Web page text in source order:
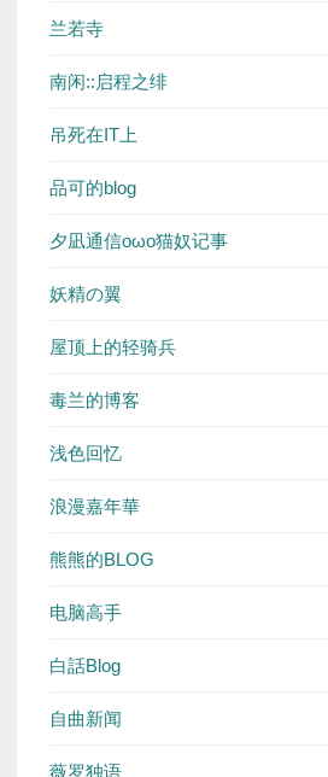
兰若寺
南闲::启程之绯
吊死在IT上
品可的blog
夕凪通信oωo猫奴记事
妖精の翼
屋顶上的轻骑兵
毒兰的博客
浅色回忆
浪漫嘉年華
熊熊的BLOG
电脑高手
白話Blog
自曲新闻
薇罗独语